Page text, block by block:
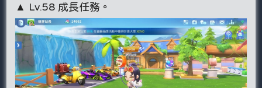
▲ Lv.58 成長任務。